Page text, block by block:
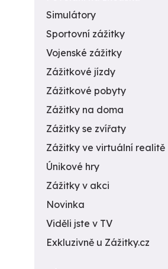
Simulátory
Sportovní zážitky
Vojenské zážitky
Zážitkové jízdy
Zážitkové pobyty
Zážitky na doma
Zážitky se zvířaty
Zážitky ve virtuální realitě
Únikové hry
Zážitky v akci
Novinka
Viděli jste v TV
Exkluzivně u Zážitky.cz